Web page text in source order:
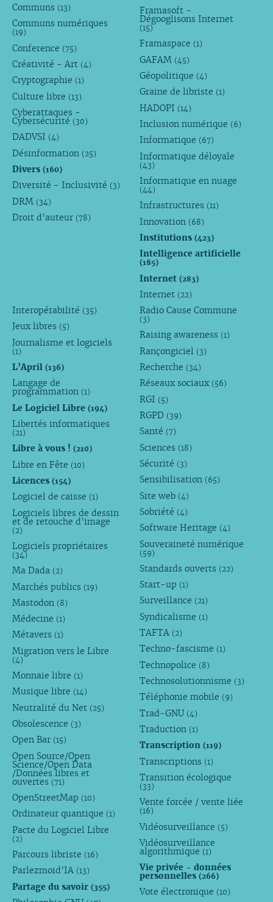
Communs (13)
Communs numériques
(19)
Conference (75)
Créativité - Art (4)
Cryptographie (1)
Culture libre (13)
Cyberattaques -
Cybersécurité (30)
DADVSI (4)
Désinformation (25)
Divers (160)
Diversité - Inclusivité (3)
DRM (34)
Droit d’auteur (78)
Framasoft -
Dégooglisons Internet
(15)
Framaspace (1)
GAFAM (45)
Géopolitique (4)
Graine de libriste (1)
HADOPI (14)
Inclusion numérique (6)
Informatique (67)
Informatique déloyale
(43)
Informatique en nuage
(44)
Infrastructures (11)
Innovation (68)
Institutions(423)
Intelligence artificielle
(185)
Internet(283)
Internet (22)
Interopérabilité (35)
Jeux libres (5)
Journalisme et logiciels
(1)
L’April (136)
Langage de
programmation (1)
Le Logiciel Libre (194)
Libertés informatiques
(21)
Libre à vous ! (210)
Libre en Fête (10)
Licences (154)
Logiciel de caisse (1)
Logiciels libres de dessin
et de retouche d’image
(2)
Logiciels propriétaires
(34)
Ma Dada (2)
Marchés publics (19)
Mastodon (8)
Médecine (1)
Métavers (1)
Migration vers le Libre
(4)
Monnaie libre (1)
Musique libre (14)
Neutralité du Net (25)
Obsolescence (3)
Open Bar (15)
Open Source/Open
Science/Open Data
/Données libres et
ouvertes (71)
OpenStreetMap (10)
Ordinateur quantique (1)
Pacte du Logiciel Libre
(2)
Parcours libriste (16)
Parlezmoid’IA (13)
Partage du savoir (355)
Radio Cause Commune
(3)
Raising awareness (1)
Rançongiciel (3)
Recherche (34)
Réseaux sociaux (56)
RGI (5)
RGPD (39)
Santé (7)
Sciences (18)
Sécurité (3)
Sensibilisation (65)
Site web (4)
Sobriété (4)
Software Heritage (4)
Souveraineté numérique
(59)
Standards ouverts (22)
Start-up (1)
Surveillance (21)
Syndicalisme (1)
TAFTA (2)
Techno-fascisme (1)
Technopolice (8)
Technosolutionnisme (3)
Téléphonie mobile (9)
Trad-GNU (4)
Traduction (1)
Transcription(119)
Transcriptions (1)
Transition écologique
(33)
Vente forcée / vente liée
(16)
Vidéosurveillance (5)
Vidéosurveillance
algorithmique (1)
Vie privée - données
personnelles(266)
Vote électronique (10)